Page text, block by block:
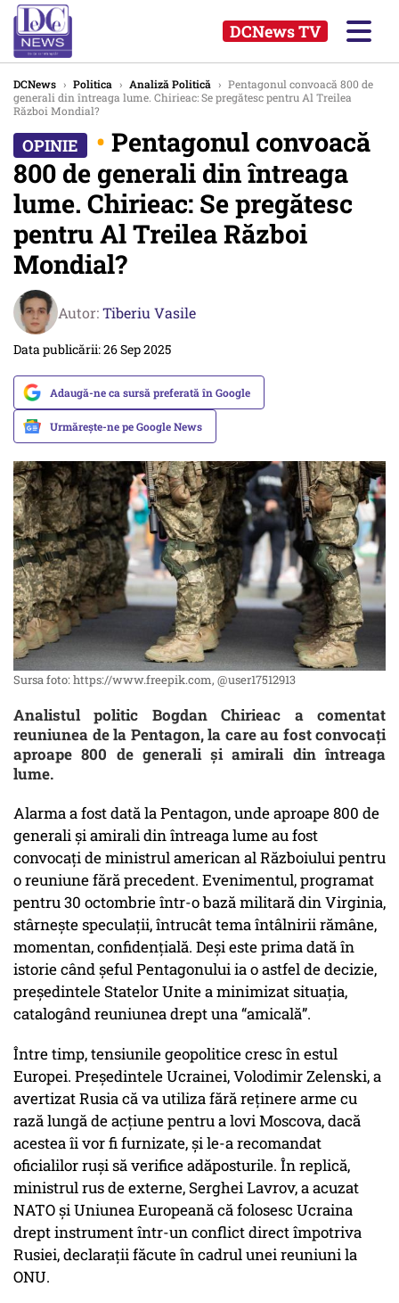
DCNews TV
DCNews › Politica › Analiză Politică › Pentagonul convoacă 800 de
generali din întreaga lume. Chirieac: Se pregătesc pentru Al Treilea
Război Mondial?
• Pentagonul convoacă
800 de generali din întreaga
lume. Chirieac: Se pregătesc
pentru Al Treilea Război
Mondial?
Autor:Tiberiu Vasile
Data publicării: 26 Sep 2025
Adaugă-ne ca sursă preferată în Google
Urmărește-ne pe Google News
Sursa foto: https://www.freepik.com, @user17512913
Analistul politic Bogdan Chirieac a comentat
reuniunea de la Pentagon, la care au fost convocați
aproape 800 de generali și amirali din întreaga
lume.
Alarma a fost dată la Pentagon, unde aproape 800 de
generali și amirali din întreaga lume au fost
convocați de ministrul american al Războiului pentru
o reuniune fără precedent. Evenimentul, programat
pentru 30 octombrie într-o bază militară din Virginia,
stârnește speculații, întrucât tema întâlnirii rămâne,
momentan, confidențială. Deși este prima dată în
istorie când șeful Pentagonului ia o astfel de decizie,
președintele Statelor Unite a minimizat situația,
catalogând reuniunea drept una “amicală”.
Între timp, tensiunile geopolitice cresc în estul
Europei. Președintele Ucrainei, Volodimir Zelenski, a
avertizat Rusia că va utiliza fără reținere arme cu
rază lungă de acțiune pentru a lovi Moscova, dacă
acestea îi vor fi furnizate, și le-a recomandat
oficialilor ruși să verifice adăposturile. În replică,
ministrul rus de externe, Serghei Lavrov, a acuzat
NATO și Uniunea Europeană că folosesc Ucraina
drept instrument într-un conflict direct împotriva
Rusiei, declarații făcute în cadrul unei reuniuni la
ONU.